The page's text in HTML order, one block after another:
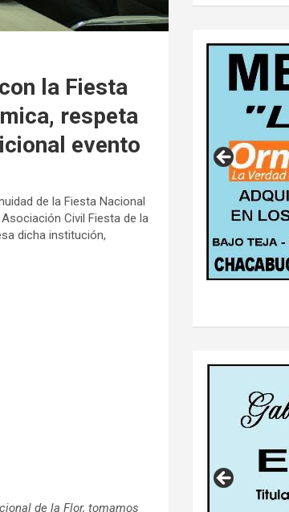
la Fiesta
respeta
evento
de la Fiesta Nacional
Civil Fiesta de la
dicha institución,
de la Flor, tomamos